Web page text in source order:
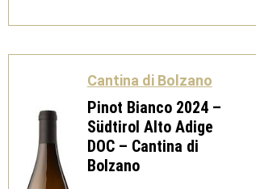
Rosato
-
di
Bolzano
quantità
Cantina di Bolzano
Pinot Bianco 2024 –
Südtirol Alto Adige
DOC – Cantina di
Bolzano